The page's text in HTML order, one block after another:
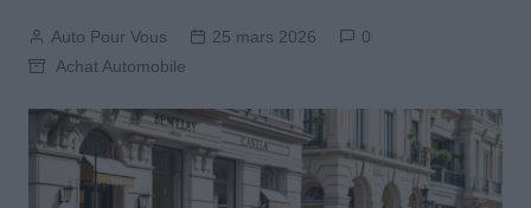
Auto Pour Vous 25 mars 2026
0
Achat Automobile